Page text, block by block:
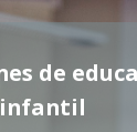
de
infantil